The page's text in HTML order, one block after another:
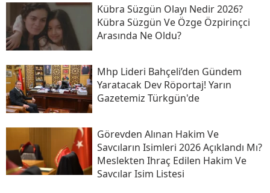
Kübra Süzgün Olayı Nedir 2026?
Kübra Süzgün Ve Özge Özpirinçci
Arasında Ne Oldu?
Mhp Lideri Bahçeli’den Gündem
Yaratacak Dev Röportaj! Yarın
Gazetemiz Türkgün'de
Görevden Alınan Hakim Ve
Savcıların Isimleri 2026 Açıklandı Mı?
Meslekten Ihraç Edilen Hakim Ve
Savcılar Isim Listesi